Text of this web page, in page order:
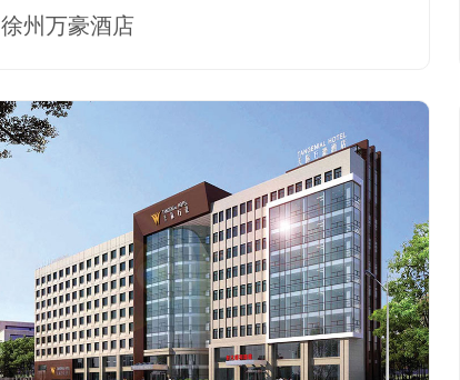
徐州万豪酒店